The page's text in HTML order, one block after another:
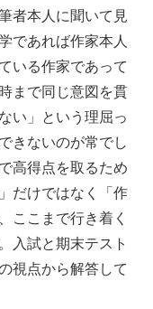
者本人に聞いて見
であれば作家本人
いる作家であって
まで同じ意図を貫
い」という理屈っ
きないのが常でし
高得点を取るため
だけではなく「作
ここまで行き着く
入試と期末テスト
視点から解答して